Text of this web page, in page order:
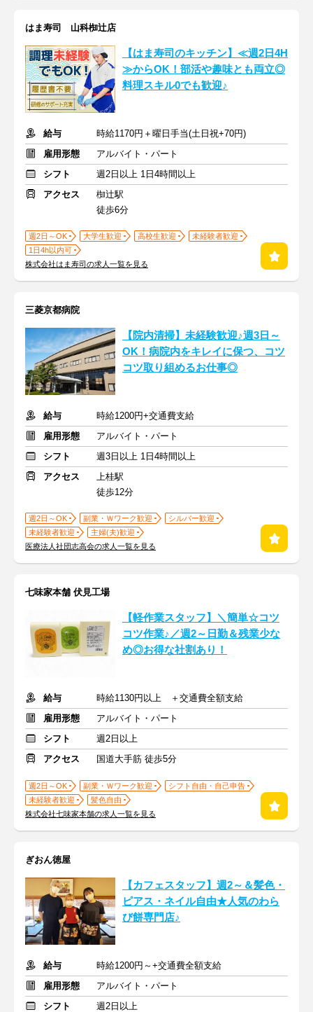
はま寿司 山科椥辻店
【はま寿司のキッチン】≪週2日4H
≫からOK！部活や趣味とも両立◎
料理スキル0でも歓迎♪
給与
時給1170円＋曜日手当(土日祝+70円)
雇用形態
アルバイト・パート
シフト
週2日以上 1日4時間以上
アクセス
椥辻駅
徒歩6分
週2日～OK 大学生歓迎 高校生歓迎
未経験者歓迎
1日4h以内可
株式会社はま寿司の求人一覧を見る
三菱京都病院
【院内清掃】未経験歓迎♪週3日～
OK！病院内をキレイに保つ、コツ
コツ取り組めるお仕事◎
給与
時給1200円+交通費支給
雇用形態
アルバイト・パート
シフト
週3日以上 1日4時間以上
アクセス
上桂駅
徒歩12分
週2日～OK 副業・Ｗワーク歓迎
シルバー歓迎
未経験者歓迎
主婦(夫)歓迎
医療法人社団志高会の求人一覧を見る
七味家本舗 伏見工場
【軽作業スタッフ】＼簡単☆コツ
コツ作業♪／週2～日勤＆残業少な
め◎お得な社割あり！
給与
時給1130円以上 ＋交通費全額支給
雇用形態
アルバイト・パート
シフト
週2日以上
アクセス
国道大手筋 徒歩5分
週2日～OK 副業・Ｗワーク歓迎
シフト自由・自己申告
未経験者歓迎
髪色自由
株式会社七味家本舗の求人一覧を見る
ぎおん徳屋
【カフェスタッフ】週2～＆髪色・
ピアス・ネイル自由★人気のわら
び餅専門店♪
給与
時給1200円～+交通費全額支給
雇用形態
アルバイト・パート
シフト
週2日以上